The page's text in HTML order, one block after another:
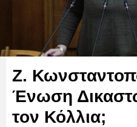
Ζ.
Ένωση
τον Κόλλια;